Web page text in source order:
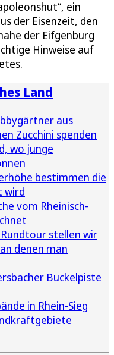
ein
der Eisenzeit, den
der Eifgenburg
Hinweise auf
Land
aus
Zucchini spenden
wo junge
bestimmen die
wird
vom Rheinisch-
stellen wir
denen man
Buckelpiste
in Rhein-Sieg